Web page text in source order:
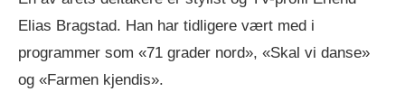
Elias Bragstad. Han har tidligere vært med i
programmer som «71 grader nord», «Skal vi danse»
og «Farmen kjendis».